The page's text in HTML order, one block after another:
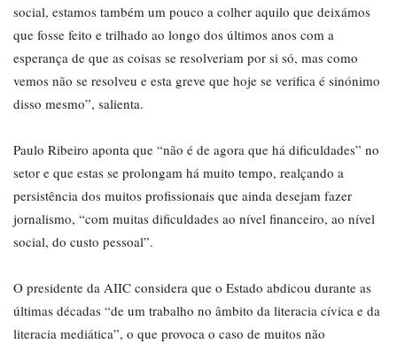
social, estamos também um pouco a colher aquilo que deixámos
que fosse feito e trilhado ao longo dos últimos anos com a
esperança de que as coisas se resolveriam por si só, mas como
vemos não se resolveu e esta greve que hoje se verifica é sinónimo
disso mesmo”, salienta.
Paulo Ribeiro aponta que “não é de agora que há dificuldades” no
setor e que estas se prolongam há muito tempo, realçando a
persistência dos muitos profissionais que ainda desejam fazer
jornalismo, “com muitas dificuldades ao nível financeiro, ao nível
social, do custo pessoal”.
O presidente da AIIC considera que o Estado abdicou durante as
últimas décadas “de um trabalho no âmbito da literacia cívica e da
literacia mediática”, o que provoca o caso de muitos não